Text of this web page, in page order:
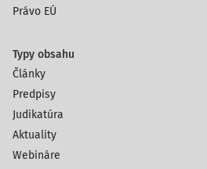
Právo EÚ
Typy obsahu
Články
Predpisy
Judikatúra
Aktuality
Webináre